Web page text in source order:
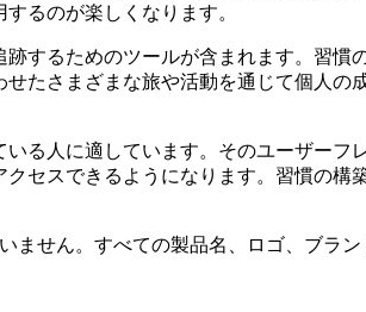
るのが楽しくなります。
するためのツールが含まれます。習慣
たさまざまな旅や活動を通じて個人の
る人に適しています。そのユーザーフ
セスできるようになります。習慣の構
ません。すべての製品名、ロゴ、ブラ